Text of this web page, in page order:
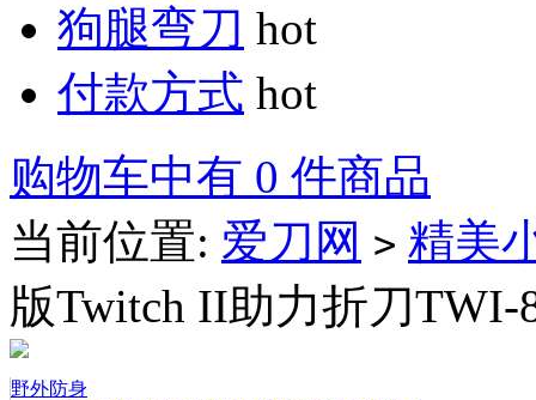
狗腿弯刀 hot
付款方式 hot
购物车中有 0 件商品
当前位置: 爱刀网 > 精美
版Twitch II助力折刀TWI-
野外防身